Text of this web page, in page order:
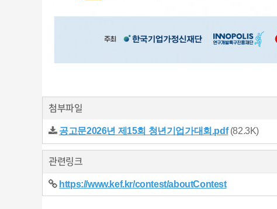
첨부파일
공고문2026년 제15회 청년기업가대회.pdf(82.3K)
관련링크
https://www.kef.kr/contest/aboutContest